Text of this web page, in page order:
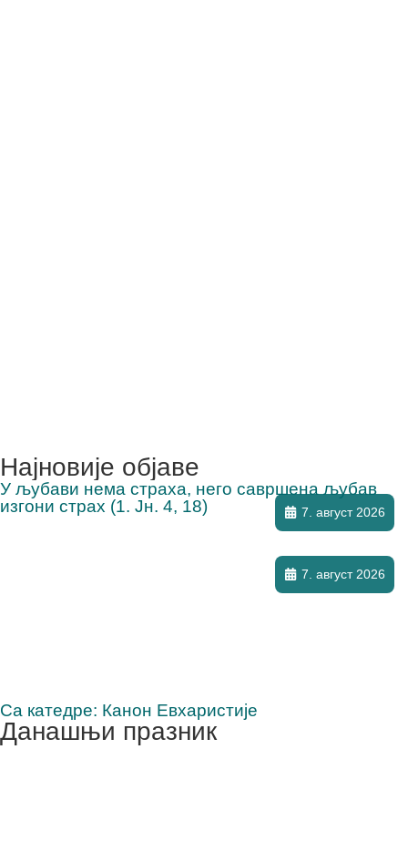
Најновије објаве
У љубави нема страха, него савршена љубав
изгони страх (1. Јн. 4, 18)
7. август 2026
Са катедре: Канон Евхаристије
7. август 2026
Данашњи празник